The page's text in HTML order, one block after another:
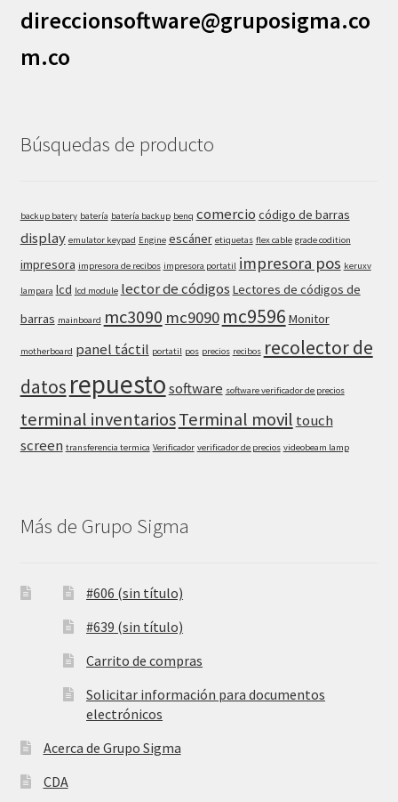
direccionsoftware@gruposigma.co
m.co
Búsquedas de producto
backup batery batería batería backup benq comercio código de barras
display emulator keypad Engine escáner etiquetas flex cable grade codition
impresora impresora de recibos impresora portatil impresora pos keruxv
lampara lcd lcd module lector de códigos Lectores de códigos de
barras mainboard mc3090 mc9090 mc9596 Monitor
motherboard panel táctil portatil pos precios recibos recolector de
datos repuestosoftware software verificador de precios
terminal inventariosTerminal movil touch
screen transferencia termica Verificador verificador de precios videobeam lamp
Más de Grupo Sigma
#606 (sin título)
#639 (sin título)
Carrito de compras
Solicitar información para documentos
electrónicos
Acerca de Grupo Sigma
CDA